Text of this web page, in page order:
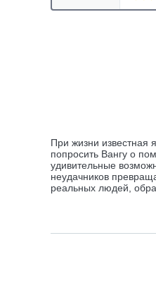
При жизни известная
попросить Вангу о
удивительные
неудачников
реальных людей,